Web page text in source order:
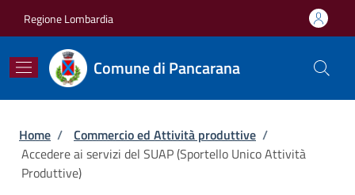
Regione Lombardia
Comune di Pancarana
Briciole di pane
Home / Commercio ed Attività produttive /
Accedere ai servizi del SUAP (Sportello Unico Attività
Produttive)